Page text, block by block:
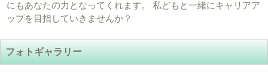
にもあなたの力となってくれます。 私どもと一緒にキャリアア
ップを目指していきませんか？
フォトギャラリー